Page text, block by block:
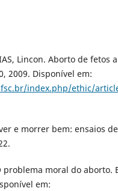
Lincon. Aborto de fetos
2009. Disponível em:
index.php/ethic/
e morrer bem: ensaios
problema moral do aborto.
em: